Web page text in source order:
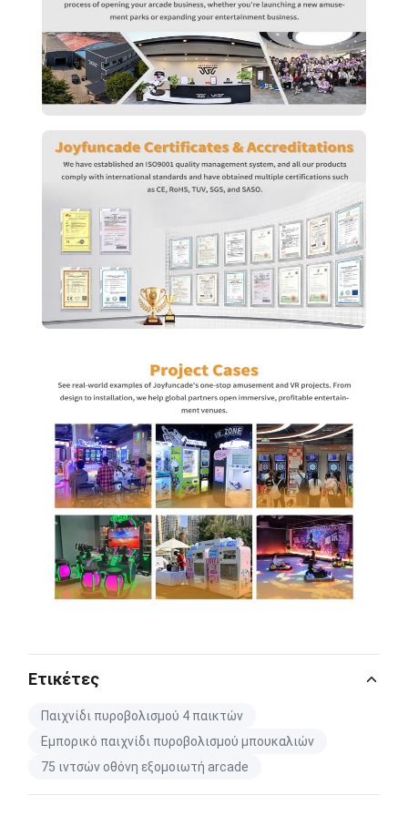
Ετικέτες
Παιχνίδι πυροβολισμού 4 παικτών
Εμπορικό παιχνίδι πυροβολισμού μπουκαλιών
75 ιντσών οθόνη εξομοιωτή arcade